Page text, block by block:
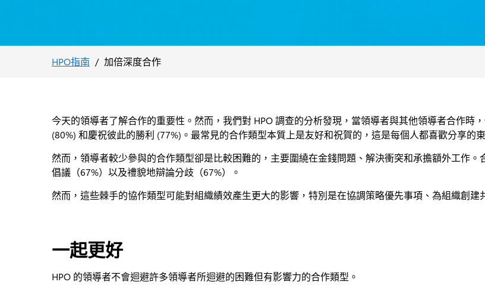
HPO指南 / 加倍深度合作
今天的領導者了解合作的重要性。然而，我們對 HPO 調查的分析發現，當領導者與其他領導者合作時
(80%) 和慶祝彼此的勝利 (77%)。最常見的合作類型本質上是友好和祝賀的，這是每個人都喜歡分享的
然而，領導者較少參與的合作類型卻是比較困難的，主要圍繞在金錢問題、解決衝突和承擔額外工作
倡議（67%）以及禮貌地辯論分歧（67%）。
然而，這些棘手的協作類型可能對組織績效產生更大的影響，特別是在協調策略優先事項、為組織創建
一起更好
HPO 的領導者不會迴避許多領導者所迴避的困難但有影響力的合作類型。